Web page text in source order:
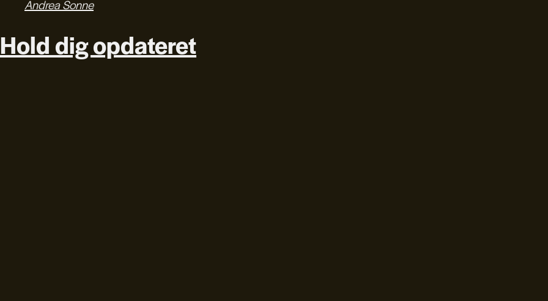
Andrea Sonne
Hold dig opdateret